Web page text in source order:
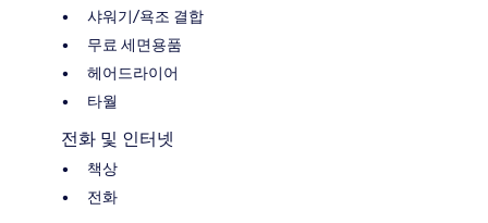
샤워기/욕조 결합
무료 세면용품
헤어드라이어
타월
전화 및 인터넷
책상
전화